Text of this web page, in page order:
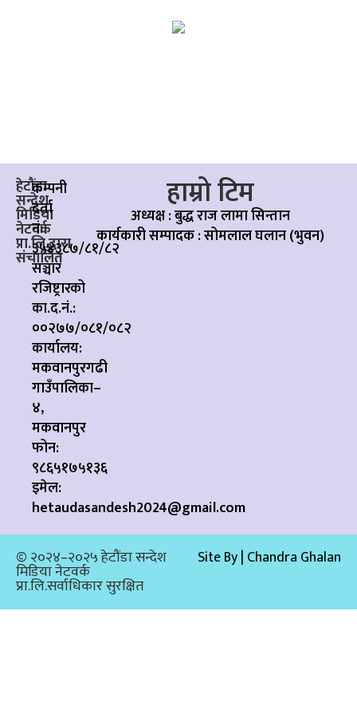
हेटौंडा
सन्देश
मिडिया
नेटवर्क
प्रा.लि.द्वारा
संचालित
कम्पनी
दर्ता
नं:
३५४३८७/८१/८२
सञ्चार
रजिष्ट्रारको
का.द.नं.:
००२७७/०८१/०८२
कार्यालय:
मकवानपुरगढी
गाउँपालिका–
४,
मकवानपुर
फोन:
९८६५१७५१३६
इमेल:
hetaudasandesh2024@gmail.com
हाम्रो टिम
अध्यक्ष : बुद्ध राज लामा सिन्तान
कार्यकारी सम्पादक :सोमलाल घलान (भुवन)
© २०२४–२०२५ हेटौंडा सन्देश
मिडिया नेटवर्क
प्रा.लि.सर्वाधिकार सुरक्षित​
Site By | Chandra Ghalan